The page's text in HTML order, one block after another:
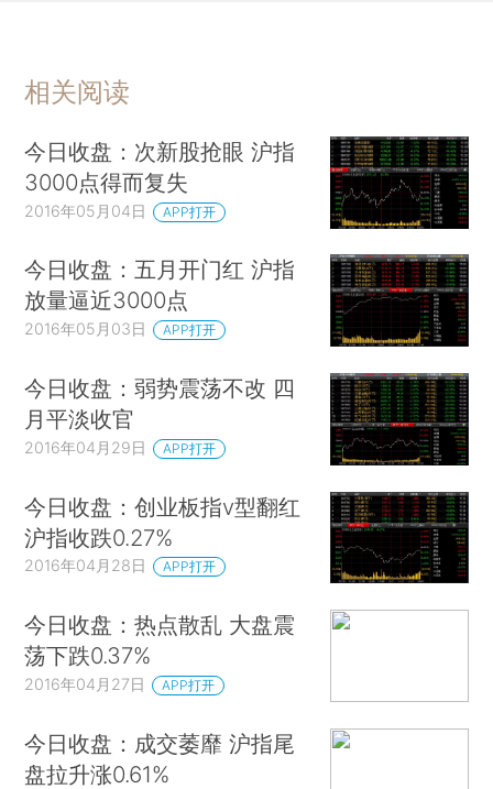
相关阅读
今日收盘：次新股抢眼 沪指
3000点得而复失
2016年05月04日 APP打开
今日收盘：五月开门红 沪指
放量逼近3000点
2016年05月03日 APP打开
今日收盘：弱势震荡不改 四
月平淡收官
2016年04月29日 APP打开
今日收盘：创业板指v型翻红
沪指收跌0.27%
2016年04月28日 APP打开
今日收盘：热点散乱 大盘震
荡下跌0.37%
2016年04月27日 APP打开
今日收盘：成交萎靡 沪指尾
盘拉升涨0.61%